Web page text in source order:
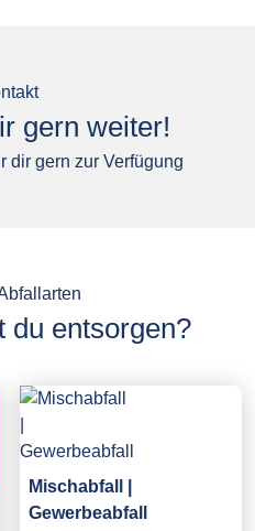
gern weiter!
dir gern zur Verfügung
du entsorgen?
Mischabfall |
Gewerbeabfall